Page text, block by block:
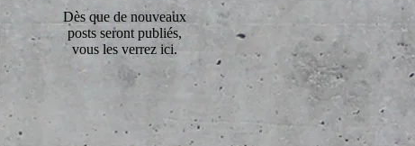
Dès que de nouveaux
posts seront publiés,
vous les verrez ici.